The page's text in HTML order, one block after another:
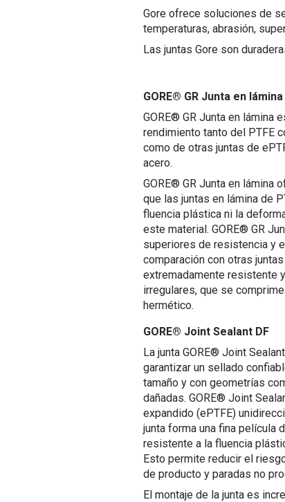
Gore ofrece soluciones de
temperaturas, abrasión,
Las juntas Gore son
GORE® GR Junta en lámina
GORE® GR Junta en lámina
rendimiento tanto del PTFE
como de otras juntas de
acero.
GORE® GR Junta en lámina
que las juntas en lámina de
fluencia plástica ni la
este material. GORE® GR
superiores de resistencia y
comparación con otras
extremadamente resistente
irregulares, que se
hermético.
GORE® Joint Sealant DF
La junta GORE® Joint
garantizar un sellado
tamaño y con geometrías
dañadas. GORE® Joint
expandido (ePTFE)
junta forma una fina película
resistente a la fluencia
Esto permite reducir el
de producto y paradas no
El montaje de la junta es